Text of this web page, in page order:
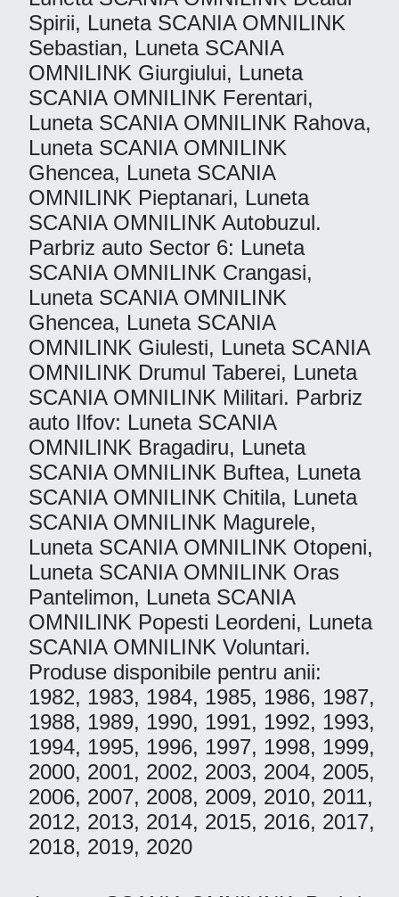
Spirii, Luneta SCANIA OMNILINK
Sebastian, Luneta SCANIA
OMNILINK Giurgiului, Luneta
SCANIA OMNILINK Ferentari,
Luneta SCANIA OMNILINK Rahova,
Luneta SCANIA OMNILINK
Ghencea, Luneta SCANIA
OMNILINK Pieptanari, Luneta
SCANIA OMNILINK Autobuzul.
Parbriz auto Sector 6: Luneta
SCANIA OMNILINK Crangasi,
Luneta SCANIA OMNILINK
Ghencea, Luneta SCANIA
OMNILINK Giulesti, Luneta SCANIA
OMNILINK Drumul Taberei, Luneta
SCANIA OMNILINK Militari. Parbriz
auto Ilfov: Luneta SCANIA
OMNILINK Bragadiru, Luneta
SCANIA OMNILINK Buftea, Luneta
SCANIA OMNILINK Chitila, Luneta
SCANIA OMNILINK Magurele,
Luneta SCANIA OMNILINK Otopeni,
Luneta SCANIA OMNILINK Oras
Pantelimon, Luneta SCANIA
OMNILINK Popesti Leordeni, Luneta
SCANIA OMNILINK Voluntari.
Produse disponibile pentru anii:
1982, 1983, 1984, 1985, 1986, 1987,
1988, 1989, 1990, 1991, 1992, 1993,
1994, 1995, 1996, 1997, 1998, 1999,
2000, 2001, 2002, 2003, 2004, 2005,
2006, 2007, 2008, 2009, 2010, 2011,
2012, 2013, 2014, 2015, 2016, 2017,
2018, 2019, 2020